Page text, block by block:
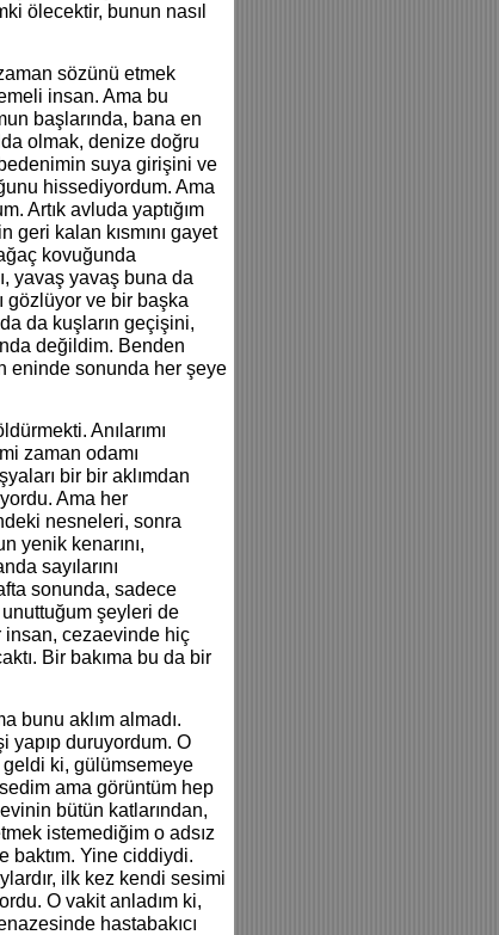
ölecektir, bunun nasıl
sözünü etmek
insan. Ama bu
başlarında, bana en
olmak, denize doğru
suya girişini ve
hissediyordum. Ama
Artık avluda yaptığım
geri kalan kısmını gayet
kovuğunda
yavaş yavaş buna da
gözlüyor ve bir başka
da kuşların geçişini,
değildim. Benden
eninde sonunda her şeye
Anılarımı
zaman odamı
bir bir aklımdan
Ama her
nesneleri, sonra
yenik kenarını,
sayılarını
sonunda, sadece
şeyleri de
insan, cezaevinde hiç
Bir bakıma bu da bir
bunu aklım almadı.
yapıp duruyordum. O
ki, gülümsemeye
ama görüntüm hep
bütün katlarından,
istemediğim o adsız
baktım. Yine ciddiydi.
ilk kez kendi sesimi
O vakit anladım ki,
hastabakıcı